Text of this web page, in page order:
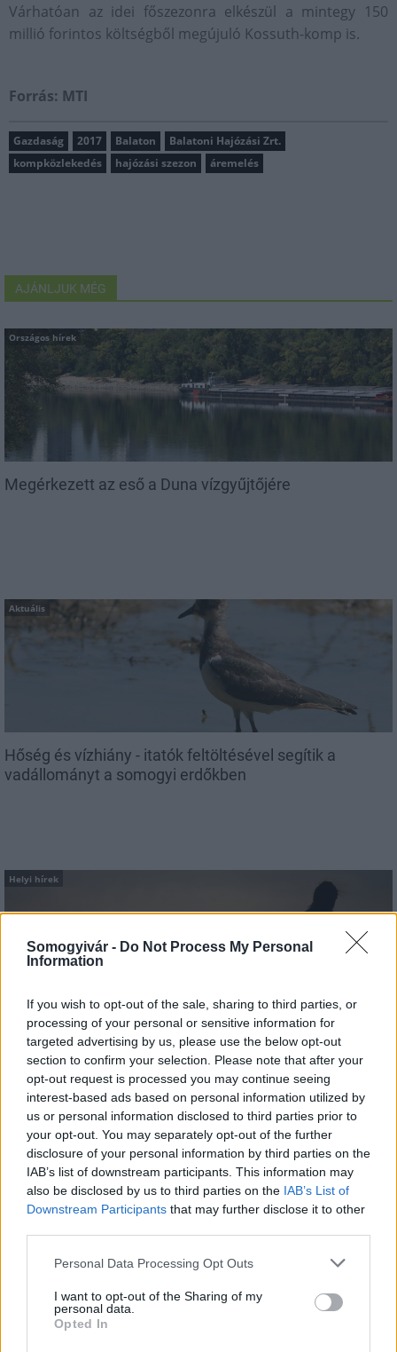
Somogyivár - Do Not Process My Personal
Information
If you wish to opt-out of the sale, sharing to third parties, or
processing of your personal or sensitive information for
targeted advertising by us, please use the below opt-out
section to confirm your selection. Please note that after your
opt-out request is processed you may continue seeing
interest-based ads based on personal information utilized by
us or personal information disclosed to third parties prior to
your opt-out. You may separately opt-out of the further
disclosure of your personal information by third parties on the
IAB’s list of downstream participants. This information may
also be disclosed by us to third parties on the IAB’s List of
Downstream Participants that may further disclose it to other
Please note that this website/app uses one or more Google
not limited to your visit or usage behaviour. You may click to
grant or deny consent to Google and its third-party tags to
use your data for below specified purposes in below Google
Personal Data Processing Opt Outs
I want to opt-out of the Sharing of my
personal data.
Opted In
Várhatóan az idei főszezonra elkészül a mintegy 150
millió forintos költségből megújuló Kossuth-komp is.
Forrás: MTI
Gazdaság 2017 Balaton
Balatoni Hajózási Zrt.
kompközlekedés
hajózási szezon áremelés
AJÁNLJUK MÉG
Országos hírek
Megérkezett az eső a Duna vízgyűjtőjére
Aktuális
Hőség és vízhiány - itatók feltöltésével segítik a
vadállományt a somogyi erdőkben
Helyi hírek
Amire többmillióan vártunk: szombattól másodfokúra
csökken a riasztás